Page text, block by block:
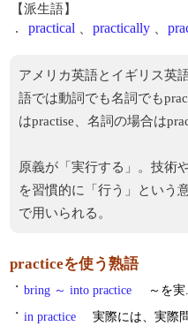
【派生語】
. practical practically
アメリカ英語とイギリス英
語では動詞でも名詞でも
はpractise、名詞の場合は
原義が「実行する」。技術
を習慣的に「行う」という
で用いられる。
practiceを使う熟語
・ bring ～ into practice
～を実
・ in practice
実際には、実際